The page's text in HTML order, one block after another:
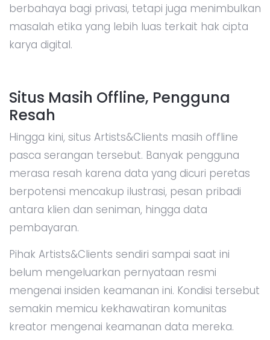
berbahaya bagi privasi, tetapi juga menimbulkan
masalah etika yang lebih luas terkait hak cipta
karya digital.
Situs Masih Offline, Pengguna
Resah
Hingga kini, situs Artists&Clients masih offline
pasca serangan tersebut. Banyak pengguna
merasa resah karena data yang dicuri peretas
berpotensi mencakup ilustrasi, pesan pribadi
antara klien dan seniman, hingga data
pembayaran.
Pihak Artists&Clients sendiri sampai saat ini
belum mengeluarkan pernyataan resmi
mengenai insiden keamanan ini. Kondisi tersebut
semakin memicu kekhawatiran komunitas
kreator mengenai keamanan data mereka.